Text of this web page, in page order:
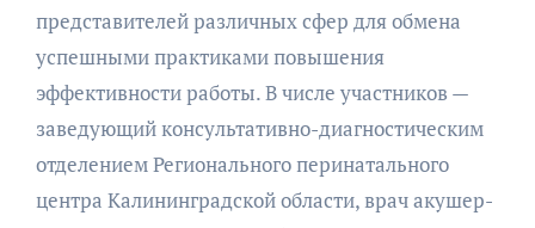
представителей различных сфер для обмена
успешными практиками повышения
эффективности работы. В числе участников —
заведующий консультативно-диагностическим
отделением Регионального перинатального
центра Калининградской области, врач акушер-